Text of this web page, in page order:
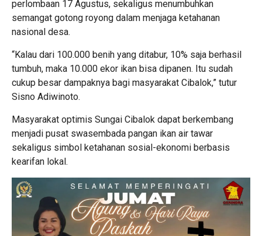
perlombaan 17 Agustus, sekaligus menumbuhkan
semangat gotong royong dalam menjaga ketahanan
nasional desa.
“Kalau dari 100.000 benih yang ditabur, 10% saja berhasil
tumbuh, maka 10.000 ekor ikan bisa dipanen. Itu sudah
cukup besar dampaknya bagi masyarakat Cibalok,” tutur
Sisno Adiwinoto.
Masyarakat optimis Sungai Cibalok dapat berkembang
menjadi pusat swasembada pangan ikan air tawar
sekaligus simbol ketahanan sosial-ekonomi berbasis
kearifan lokal.